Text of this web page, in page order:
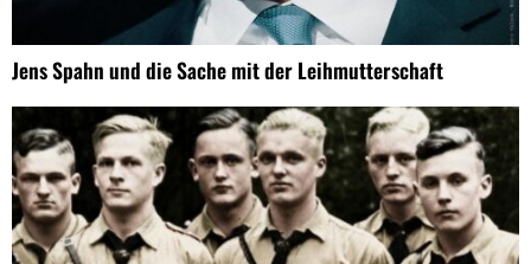
Jens Spahn und die Sache mit der Leihmutterschaft